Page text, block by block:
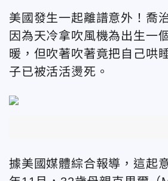
美國發生一起離譜意外！喬
因為天冷拿吹風機為出生一
暖，但吹著吹著竟把自己哄
子已被活活燙死。
據美國媒體綜合報導，這起